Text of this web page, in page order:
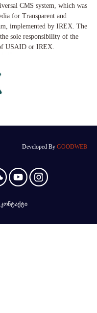
CMS system, which was
for Transparent and
implemented by IREX. The
sole responsibility of the
USAID or IREX.
Developed By GOODWEB
კონტაქტი